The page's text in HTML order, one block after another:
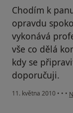
Chodím k
opravdu
vykonává
vše co dělá
kdy se
doporučuji.
11. května 2010 • • •